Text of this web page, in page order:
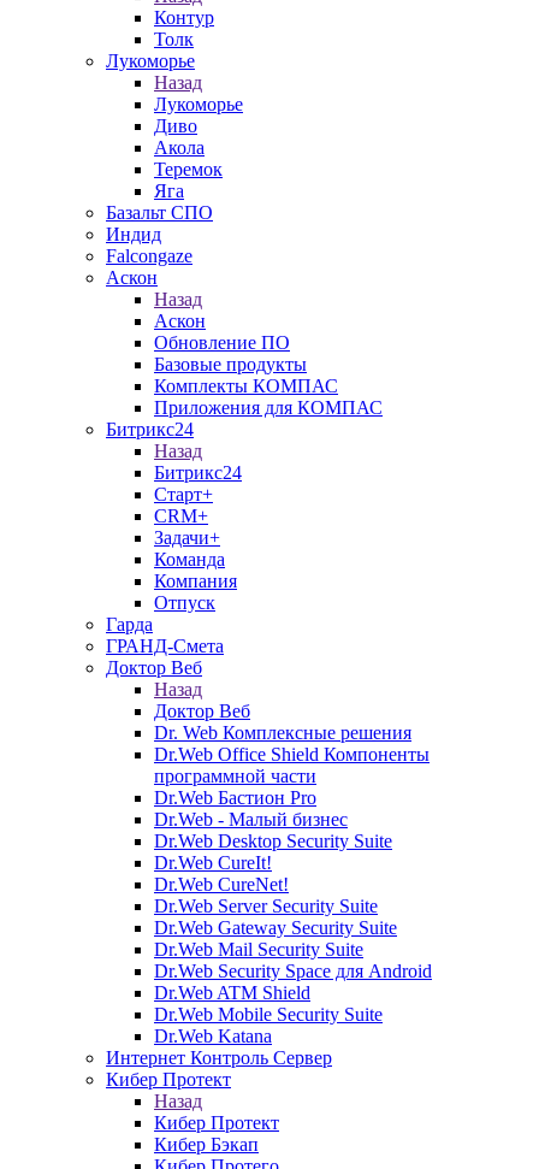
Контур
Толк
Лукоморье
Назад
Лукоморье
Диво
Акола
Теремок
Яга
Базальт СПО
Индид
Falcongaze
Аскон
Назад
Аскон
Обновление ПО
Базовые продукты
Комплекты КОМПАС
Приложения для КОМПАС
Битрикс24
Назад
Битрикс24
Старт+
CRM+
Задачи+
Команда
Компания
Отпуск
Гарда
ГРАНД-Смета
Доктор Веб
Назад
Доктор Веб
Dr. Web Комплексные решения
Dr.Web Office Shield Компоненты
программной части
Dr.Web Бастион Pro
Dr.Web - Малый бизнес
Dr.Web Desktop Security Suite
Dr.Web CureIt!
Dr.Web CureNet!
Dr.Web Server Security Suite
Dr.Web Gateway Security Suite
Dr.Web Mail Security Suite
Dr.Web Security Space для Android
Dr.Web ATM Shield
Dr.Web Mobile Security Suite
Dr.Web Katana
Интернет Контроль Сервер
Кибер Протект
Назад
Кибер Протект
Кибер Бэкап